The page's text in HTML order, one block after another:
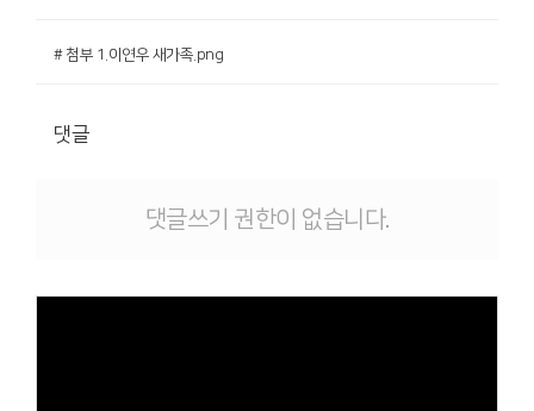
# 첨부 1.이연우 새가족.png
댓글
댓글쓰기 권한이 없습니다.